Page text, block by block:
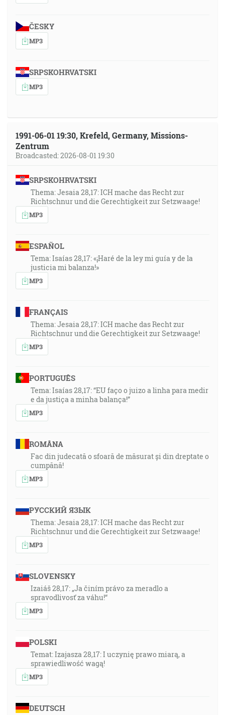
ČESKY
MP3
SRPSKOHRVATSKI
MP3
1991-06-01 19:30, Krefeld, Germany, Missions-
Zentrum
Broadcasted: 2026-08-01 19:30
SRPSKOHRVATSKI
Thema: Jesaia 28,17: ICH mache das Recht zur
Richtschnur und die Gerechtigkeit zur Setzwaage!
MP3
ESPAÑOL
Tema: Isaías 28,17: «¡Haré de la ley mi guía y de la
justicia mi balanza!»
MP3
FRANÇAIS
Thema: Jesaia 28,17: ICH mache das Recht zur
Richtschnur und die Gerechtigkeit zur Setzwaage!
MP3
PORTUGUÊS
Tema: Isaías 28,17: “EU faço o juizo a linha para medir
e da justiça a minha balança!”
MP3
ROMÂNA
Fac din judecată o sfoară de măsurat și din dreptate o
cumpănă!
MP3
РУССКИЙ ЯЗЫК
Thema: Jesaia 28,17: ICH mache das Recht zur
Richtschnur und die Gerechtigkeit zur Setzwaage!
MP3
SLOVENSKY
Izaiáš 28,17: „Ja činím právo za meradlo a
spravodlivosť za váhu!“
MP3
POLSKI
Temat: Izajasza 28,17: I uczynię prawo miarą, a
sprawiedliwość wagą!
MP3
DEUTSCH